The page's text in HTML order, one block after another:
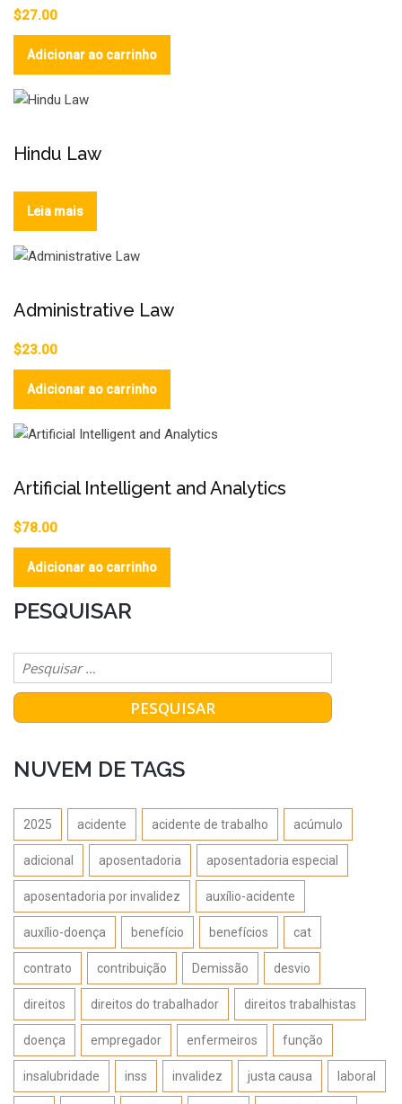
$27.00
Adicionar ao carrinho
Hindu Law
Leia mais
Administrative Law
$23.00
Adicionar ao carrinho
Artificial Intelligent and Analytics
$78.00
Adicionar ao carrinho
PESQUISAR
NUVEM DE TAGS
2025 acidente acidente de trabalho acúmulo
adicional aposentadoria aposentadoria especial
aposentadoria por invalidez auxílio-acidente
auxílio-doença benefício benefícios cat
contrato contribuição Demissão desvio
direitos direitos do trabalhador direitos trabalhistas
doença empregador enfermeiros função
insalubridade inss invalidez justa causa laboral